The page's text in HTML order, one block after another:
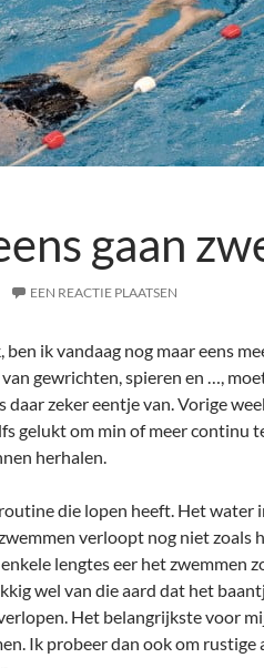
gaan
EEN REACTIE PLAATSEN
ik vandaag nog maar eens
gewrichten, spieren en …,
zeker eentje van. Vorige
gelukt om min of meer continu
herhalen.
die lopen heeft. Het water
verloopt nog niet
lengtes eer het zwemmen
wel van die aard dat het
Het belangrijkste voor
Ik probeer dan ook om rustige